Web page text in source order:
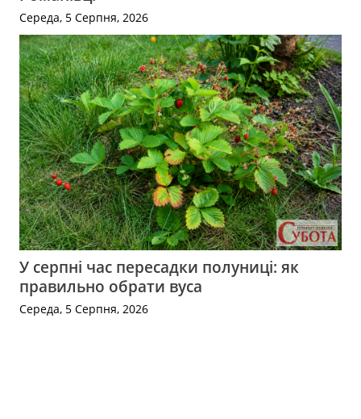
Середа, 5 Серпня, 2026
У серпні час пересадки полуниці: як
правильно обрати вуса
Середа, 5 Серпня, 2026